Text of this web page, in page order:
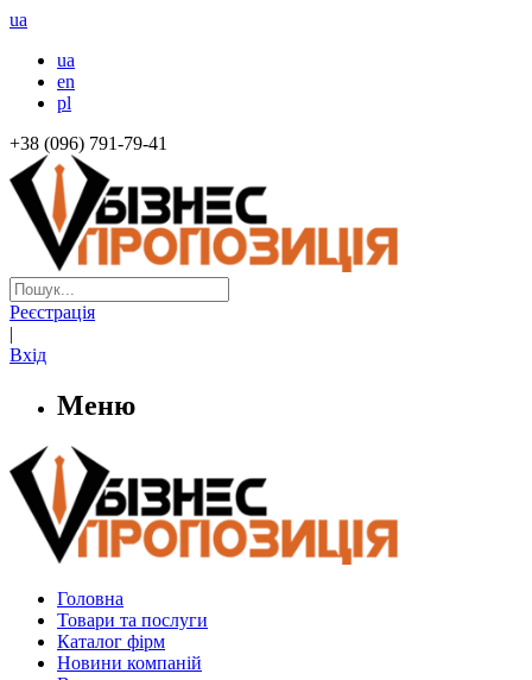
ua
ua
en
pl
+38 (096) 791-79-41
Реєстрація
|
Вхід
Меню
Головна
Товари та послуги
Каталог фірм
Новини компаній